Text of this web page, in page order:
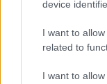
device
I want to
related to
I want to